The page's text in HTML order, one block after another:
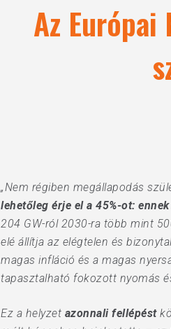
Az
„Nem régiben megállapodás
lehetőleg érje el a 45%-ot:
204 GW-ról 2030-ra több mint
elé állítja az elégtelen és
magas infláció és a magas
tapasztalható fokozott nyomás
Ez a helyzet azonnali fellépést